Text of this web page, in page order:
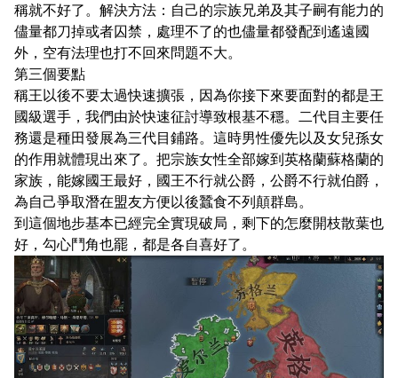
稱就不好了。解決方法：自己的宗族兄弟及其子嗣有能力的
儘量都刀掉或者囚禁，處理不了的也儘量都發配到遙遠國
外，空有法理也打不回來問題不大。
第三個要點
稱王以後不要太過快速擴張，因為你接下來要面對的都是王
國級選手，我們由於快速征討導致根基不穩。二代目主要任
務還是種田發展為三代目鋪路。這時男性優先以及女兒孫女
的作用就體現出來了。把宗族女性全部嫁到英格蘭蘇格蘭的
家族，能嫁國王最好，國王不行就公爵，公爵不行就伯爵，
為自己爭取潛在盟友方便以後蠶食不列顛群島。
到這個地步基本已經完全實現破局，剩下的怎麼開枝散葉也
好，勾心鬥角也罷，都是各自喜好了。